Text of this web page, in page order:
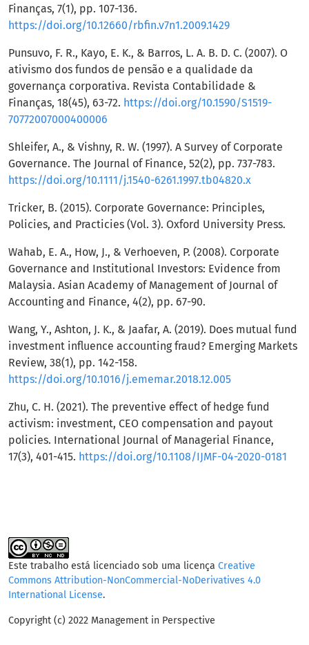
Finanças, 7(1), pp. 107-136.
https://doi.org/10.12660/rbfin.v7n1.2009.1429
Punsuvo, F. R., Kayo, E. K., & Barros, L. A. B. D. C. (2007). O
ativismo dos fundos de pensão e a qualidade da
governança corporativa. Revista Contabilidade &
Finanças, 18(45), 63-72. https://doi.org/10.1590/S1519-
70772007000400006
Shleifer, A., & Vishny, R. W. (1997). A Survey of Corporate
Governance. The Journal of Finance, 52(2), pp. 737-783.
https://doi.org/10.1111/j.1540-6261.1997.tb04820.x
Tricker, B. (2015). Corporate Governance: Principles,
Policies, and Practicies (Vol. 3). Oxford University Press.
Wahab, E. A., How, J., & Verhoeven, P. (2008). Corporate
Governance and Institutional Investors: Evidence from
Malaysia. Asian Academy of Management of Journal of
Accounting and Finance, 4(2), pp. 67-90.
Wang, Y., Ashton, J. K., & Jaafar, A. (2019). Does mutual fund
investment influence accounting fraud? Emerging Markets
Review, 38(1), pp. 142-158.
https://doi.org/10.1016/j.ememar.2018.12.005
Zhu, C. H. (2021). The preventive effect of hedge fund
activism: investment, CEO compensation and payout
policies. International Journal of Managerial Finance,
17(3), 401-415. https://doi.org/10.1108/IJMF-04-2020-0181
Este trabalho está licenciado sob uma licença Creative
Commons Attribution-NonCommercial-NoDerivatives 4.0
International License.
Copyright (c) 2022 Management in Perspective